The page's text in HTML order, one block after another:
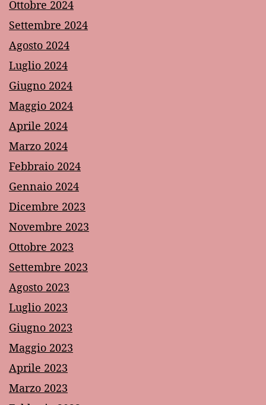
Ottobre 2024
Settembre 2024
Agosto 2024
Luglio 2024
Giugno 2024
Maggio 2024
Aprile 2024
Marzo 2024
Febbraio 2024
Gennaio 2024
Dicembre 2023
Novembre 2023
Ottobre 2023
Settembre 2023
Agosto 2023
Luglio 2023
Giugno 2023
Maggio 2023
Aprile 2023
Marzo 2023